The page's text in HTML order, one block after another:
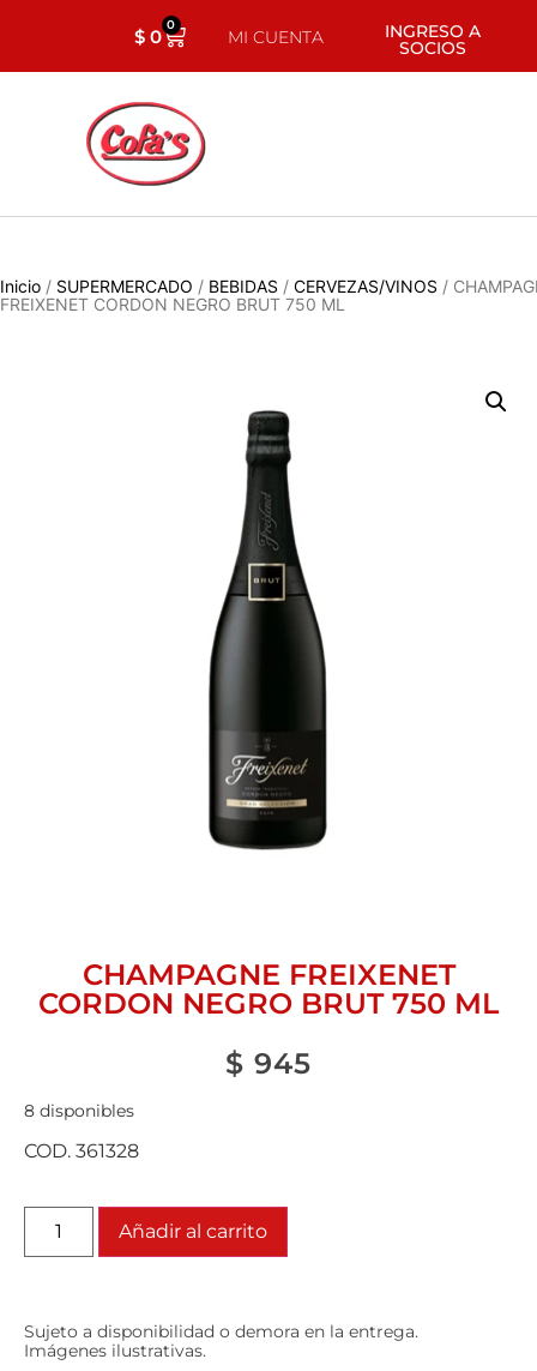
$0 0
MI CUENTA INGRESO A
SOCIOS
Inicio / SUPERMERCADO / BEBIDAS / CERVEZAS/VINOS /
FREIXENET CORDON NEGRO BRUT 750 ML
CHAMPAGNE FREIXENET
CORDON NEGRO BRUT 750 ML
$ 945
8 disponibles
COD. 361328
Añadir al carrito
Sujeto a disponibilidad o demora en la entrega.
Imágenes ilustrativas.